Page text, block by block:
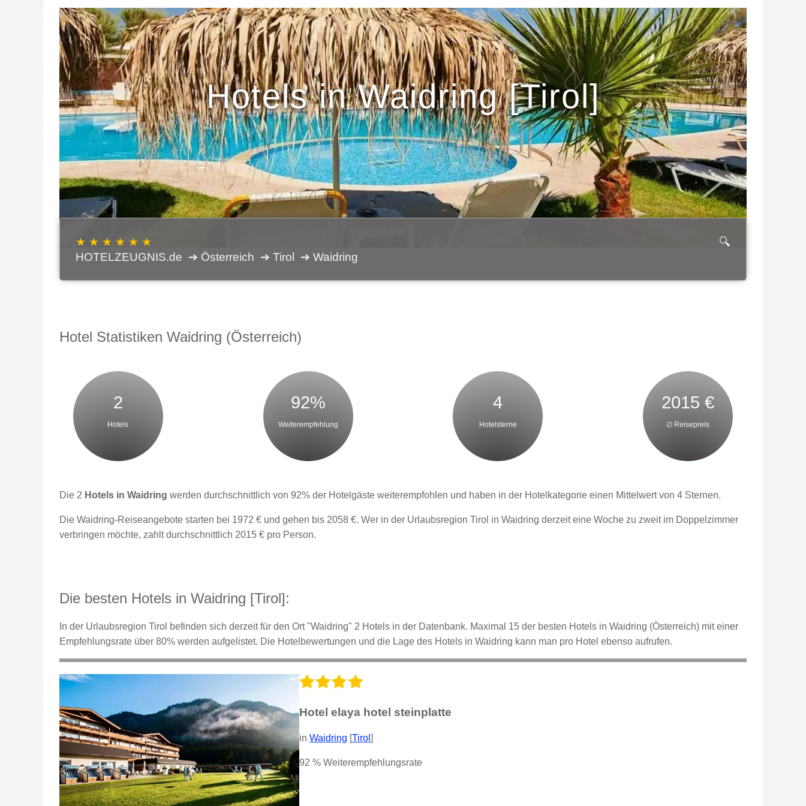
Hotels in Waidring [Tirol]
🔍
★ ★ ★ ★ ★ ★
HOTELZEUGNIS.de ➔ Österreich ➔ Tirol ➔ Waidring
Hotel Statistiken Waidring (Österreich)
2
Hotels
92%
Weiterempfehlung
4
Hotelsterne
2015 €
∅ Reisepreis
Die 2 Hotels in Waidring werden durchschnittlich von 92% der Hotelgäste weiterempfohlen und haben in der Hotelkategorie einen Mittelwert von 4 Sternen.
Die Waidring-Reiseangebote starten bei 1972 € und gehen bis 2058 €. Wer in der Urlaubsregion Tirol in Waidring derzeit eine Woche zu zweit im Doppelzimmer
verbringen möchte, zahlt durchschnittlich 2015 € pro Person.
Die besten Hotels in Waidring [Tirol]:
In der Urlaubsregion Tirol befinden sich derzeit für den Ort "Waidring" 2 Hotels in der Datenbank. Maximal 15 der besten Hotels in Waidring (Österreich) mit einer
Empfehlungsrate über 80% werden aufgelistet. Die Hotelbewertungen und die Lage des Hotels in Waidring kann man pro Hotel ebenso aufrufen.
Hotel elaya hotel steinplatte
in Waidring [Tirol ]
92 % Weiterempfehlungsrate